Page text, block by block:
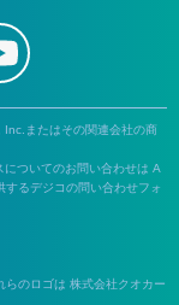
またはその関連会社の商
ついてのお問い合わせは A
るデジコの問い合わせフォ
らのロゴは 株式会社クオカー